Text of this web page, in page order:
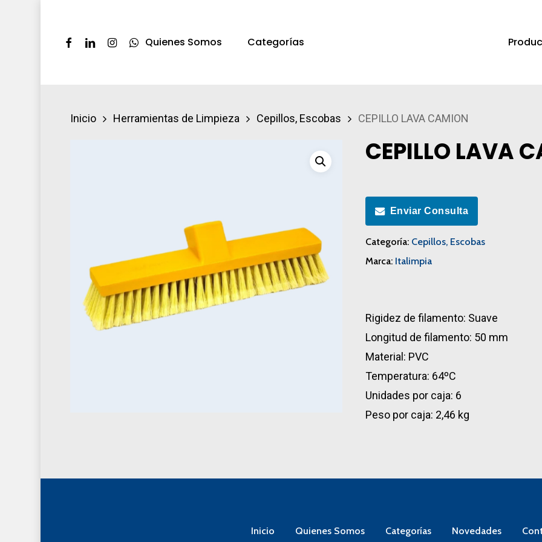
Quienes Somos Categorías
FacebookLinkedinInstagramWhatsapp
Inicio Herramientas de Limpieza Cepillos, Escobas CEPILLO LAVA CAMION
CEPILLO LAVA
Enviar Consulta
Categoría: Cepillos, Escobas
Marca: Italimpia
Rigidez de filamento: Suave
Longitud de filamento: 50 mm
Material: PVC
Temperatura: 64ºC
Unidades por caja: 6
Peso por caja: 2,46 kg
Inicio Quienes Somos Categorías Novedades